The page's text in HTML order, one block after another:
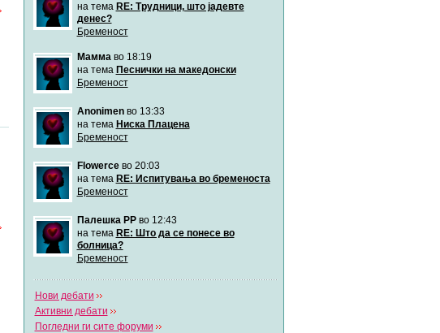
на тема RE: Трудници, што јадевте
денес?
Бременост
Маммаво 18:19
на тема Песнички на македонски
Бременост
Anonimenво 13:33
на тема Ниска Плацена
Бременост
Flowerceво 20:03
на тема RE: Испитувања во бременоста
Бременост
Палешка РРво 12:43
на тема RE: Што да се понесе во
болница?
Бременост
Нови дебати
Активни дебати
Погледни ги сите форуми